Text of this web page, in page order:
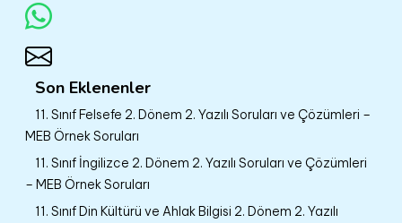
Son Eklenenler
11. Sınıf Felsefe 2. Dönem 2. Yazılı Soruları ve Çözümleri –
MEB Örnek Soruları
11. Sınıf İngilizce 2. Dönem 2. Yazılı Soruları ve Çözümleri
– MEB Örnek Soruları
11. Sınıf Din Kültürü ve Ahlak Bilgisi 2. Dönem 2. Yazılı